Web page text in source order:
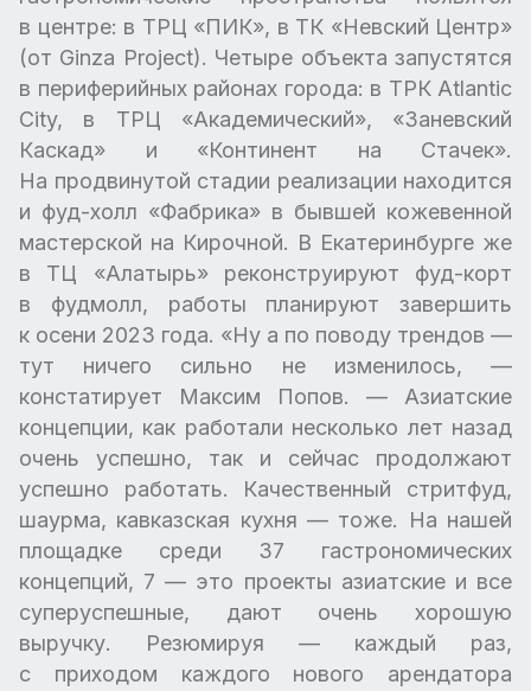
в центре: в ТРЦ «ПИК», в ТК «Невский Центр»
(от Ginza Project). Четыре объекта запустятся
в периферийных районах города: в ТРК Atlantic
City, в ТРЦ «Академический», «Заневский
Каскад» и «Континент на Стачек».
На продвинутой стадии реализации находится
и фуд-холл «Фабрика» в бывшей кожевенной
мастерской на Кирочной. В Екатеринбурге же
в ТЦ «Алатырь» реконструируют фуд-корт
в фудмолл, работы планируют завершить
к осени 2023 года. «Ну а по поводу трендов —
тут ничего сильно не изменилось, —
констатирует Максим Попов. — Азиатские
концепции, как работали несколько лет назад
очень успешно, так и сейчас продолжают
успешно работать. Качественный стритфуд,
шаурма, кавказская кухня — тоже. На нашей
площадке среди 37 гастрономических
концепций, 7 — это проекты азиатские и все
суперуспешные, дают очень хорошую
выручку. Резюмируя — каждый раз,
с приходом каждого нового арендатора